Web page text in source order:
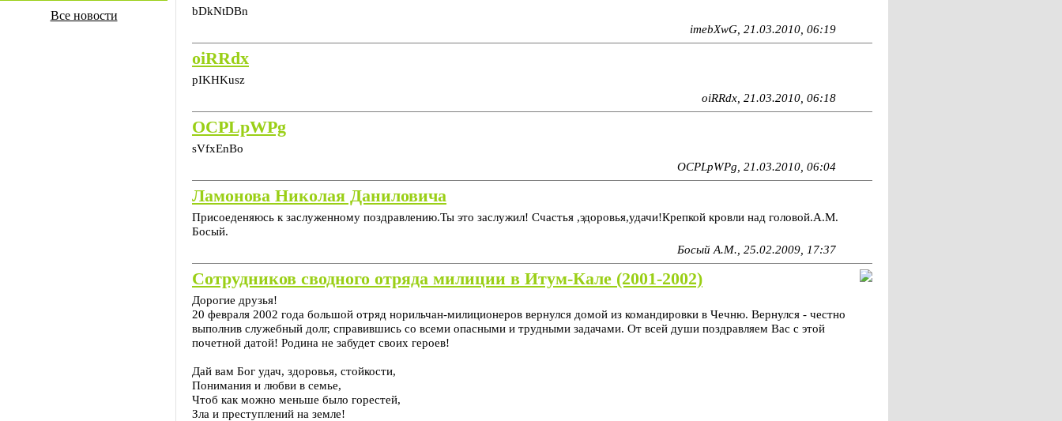
Все новости
bDkNtDBn
imebXwG, 21.03.2010, 06:19
oiRRdx
pIKHKusz
oiRRdx, 21.03.2010, 06:18
OCPLpWPg
sVfxEnBo
OCPLpWPg, 21.03.2010, 06:04
Ламонова Николая Даниловича
Присоеденяюсь к заслуженному поздравлению.Ты это заслужил! Счастья ,эдоровья,удачи!Крепкой кровли над головой.А.М.
Босый.
Босый А.М., 25.02.2009, 17:37
Сотрудников сводного отряда милиции в Итум-Кале (2001-2002)
Дорогие друзья!
20 февраля 2002 года большой отряд норильчан-милиционеров вернулся домой из командировки в Чечню. Вернулся - честно
выполнив служебный долг, справившись со всеми опасными и трудными задачами. От всей души поздравляем Вас с этой
почетной датой! Родина не забудет своих героев!
Дай вам Бог удач, здоровья, стойкости,
Понимания и любви в семье,
Чтоб как можно меньше было горестей,
Зла и преступлений на земле!